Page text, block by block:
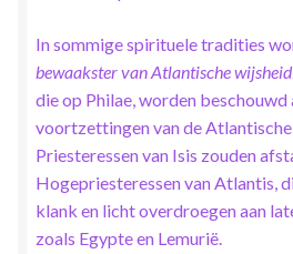
Tarot
Transactionele Analyse
Verbinden en Transformeren met
Tweelingvlam
Webshop
In sommige spirituele tradities
bewaakster van Atlantische wijsheid
die op Philae, worden beschouwd
voortzettingen van de
Priesteressen van Isis zouden
Hogepriesteressen van Atlantis,
klank en licht overdroegen aan
zoals Egypte en Lemurië.